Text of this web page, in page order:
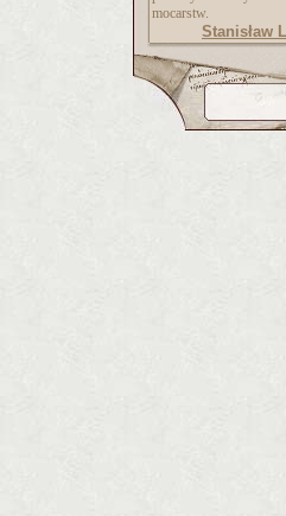
mocarstw.
Stanisław